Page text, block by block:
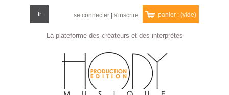
La plateforme des créateurs et des interprètes
fr se connecter s'inscrire panier : (vide)